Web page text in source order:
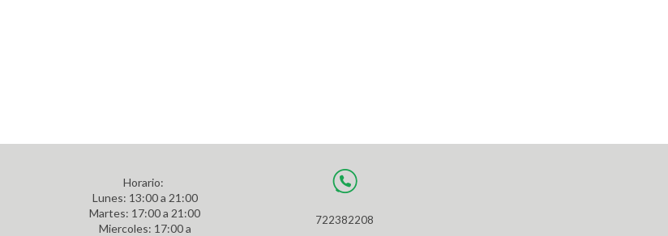
Horario:
L unes: 13:00 a 21:00
Martes: 17:00 a 21:00
Miercoles: 17:00 a
722382208